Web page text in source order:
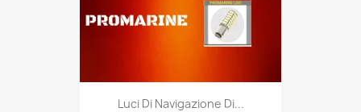
Luci Di Navigazione Di...